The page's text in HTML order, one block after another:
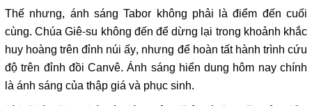
Thế nhưng, ánh sáng Tabor không phải là điểm đến cuối
cùng. Chúa Giê-su không đến để dừng lại trong khoảnh khắc
huy hoàng trên đỉnh núi ấy, nhưng để hoàn tất hành trình cứu
độ trên đỉnh đồi Canvê. Ánh sáng hiển dung hôm nay chính
là ánh sáng của thập giá và phục sinh.